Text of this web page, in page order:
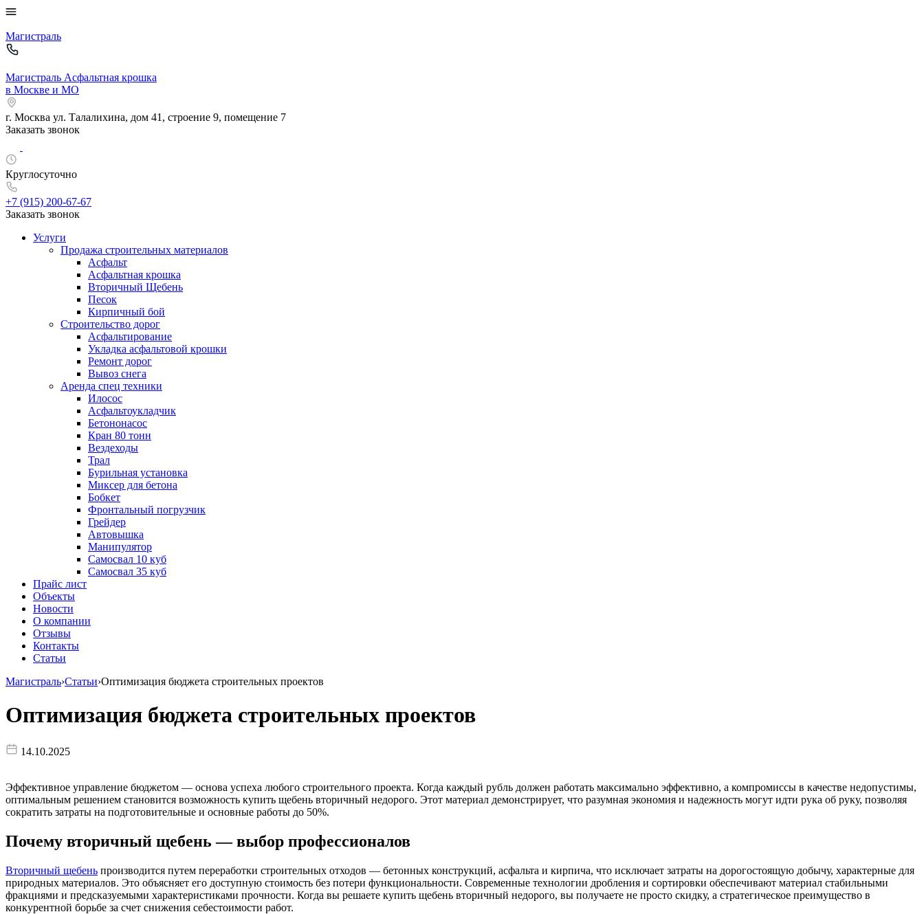
Магистраль
Магистраль Асфальтная крошка
в Москве и МО
г. Москва ул. Талалихина, дом 41, строение 9, помещение 7
Заказать звонок
Круглосуточно
+7 (915) 200-67-67
Заказать звонок
Услуги
Продажа строительных материалов
Асфальт
Асфальтная крошка
Вторичный Щебень
Песок
Кирпичный бой
Строительство дорог
Асфальтирование
Укладка асфальтовой крошки
Ремонт дорог
Вывоз снега
Аренда спец техники
Илосос
Асфальтоукладчик
Бетононасос
Кран 80 тонн
Вездеходы
Трал
Бурильная установка
Миксер для бетона
Бобкет
Фронтальный погрузчик
Грейдер
Автовышка
Манипулятор
Самосвал 10 куб
Самосвал 35 куб
Прайс лист
Объекты
Новости
О компании
Отзывы
Контакты
Статьи
Магистраль›Статьи›Оптимизация бюджета строительных проектов
Оптимизация бюджета строительных проектов
14.10.2025
Эффективное управление бюджетом — основа успеха любого строительного проекта. Когда каждый рубль должен работать максимально эффективно, а компромиссы в качестве недопустимы,
оптимальным решением становится возможность купить щебень вторичный недорого. Этот материал демонстрирует, что разумная экономия и надежность могут идти рука об руку, позволяя
сократить затраты на подготовительные и основные работы до 50%.
Почему вторичный щебень — выбор профессионалов
Вторичный щебень производится путем переработки строительных отходов — бетонных конструкций, асфальта и кирпича, что исключает затраты на дорогостоящую добычу, характерные для
природных материалов. Это объясняет его доступную стоимость без потери функциональности. Современные технологии дробления и сортировки обеспечивают материал стабильными
фракциями и предсказуемыми характеристиками прочности. Когда вы решаете купить щебень вторичный недорого, вы получаете не просто скидку, а стратегическое преимущество в
конкурентной борьбе за счет снижения себестоимости работ.